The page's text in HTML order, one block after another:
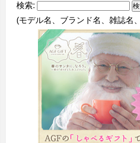
検索:
(モデル名、ブランド名、雑誌名